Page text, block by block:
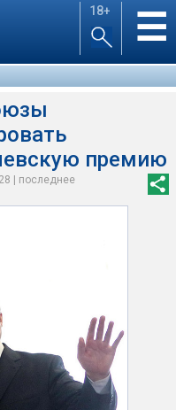
18+ ☰
премию
| последнее